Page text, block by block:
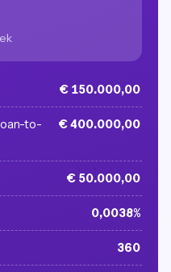
€ 150.000,00
to-
€ 400.000,00
€ 50.000,00
0,0038%
360